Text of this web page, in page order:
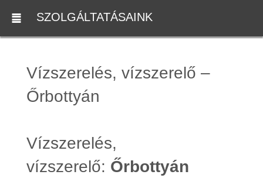
SZOLGÁLTATÁSAINK
Vízszerelés, vízszerelő –
Őrbottyán
Vízszerelés,
vízszerelő: Őrbottyán